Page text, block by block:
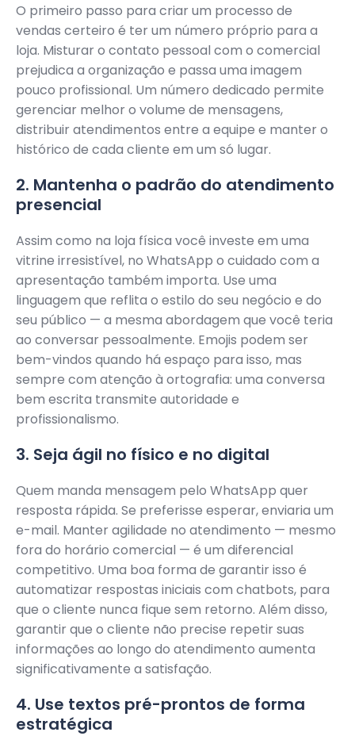
O primeiro passo para criar um processo de
vendas certeiro é ter um número próprio para a
loja. Misturar o contato pessoal com o comercial
prejudica a organização e passa uma imagem
pouco profissional. Um número dedicado permite
gerenciar melhor o volume de mensagens,
distribuir atendimentos entre a equipe e manter o
histórico de cada cliente em um só lugar.
2. Mantenha o padrão do atendimento
presencial
Assim como na loja física você investe em uma
vitrine irresistível, no WhatsApp o cuidado com a
apresentação também importa. Use uma
linguagem que reflita o estilo do seu negócio e do
seu público — a mesma abordagem que você teria
ao conversar pessoalmente. Emojis podem ser
bem-vindos quando há espaço para isso, mas
sempre com atenção à ortografia: uma conversa
bem escrita transmite autoridade e
profissionalismo.
3. Seja ágil no físico e no digital
Quem manda mensagem pelo WhatsApp quer
resposta rápida. Se preferisse esperar, enviaria um
e-mail. Manter agilidade no atendimento — mesmo
fora do horário comercial — é um diferencial
competitivo. Uma boa forma de garantir isso é
automatizar respostas iniciais com chatbots, para
que o cliente nunca fique sem retorno. Além disso,
garantir que o cliente não precise repetir suas
informações ao longo do atendimento aumenta
significativamente a satisfação.
4. Use textos pré-prontos de forma
estratégica